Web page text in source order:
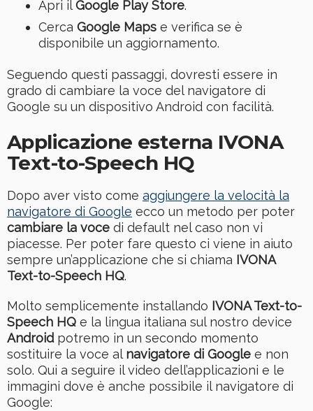
Apri ilGoogle Play Store.
Cerca Google Maps e verifica se è
disponibile un aggiornamento.
Seguendo questi passaggi, dovresti essere in
grado di cambiare la voce del navigatore di
Google su un dispositivo Android con facilità.
Applicazione esterna IVONA
Text-to-Speech HQ
Dopo aver visto come aggiungere la velocità la
navigatore di Google ecco un metodo per poter
cambiare la voce di default nel caso non vi
piacesse. Per poter fare questo ci viene in aiuto
sempre un’applicazione che si chiama IVONA
Text-to-Speech HQ.
Molto semplicemente installando IVONA Text-to-
Speech HQ e la lingua italiana sul nostro device
Android potremo in un secondo momento
sostituire la voce al navigatore di Google e non
solo. Qui a seguire il video dell’applicazioni e le
immagini dove è anche possibile il navigatore di
Google: